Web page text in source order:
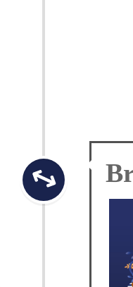
Le Samedi 06
déc 2025